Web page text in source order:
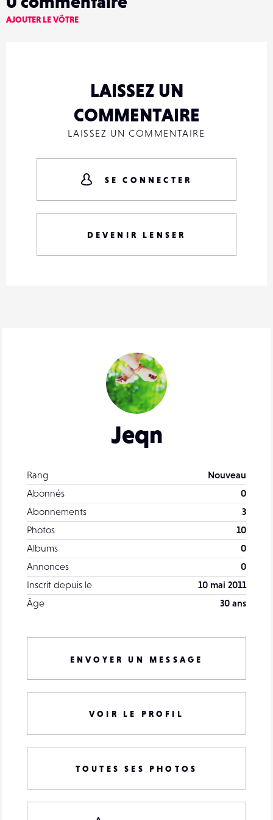
Jeqn
Rang
Nouveau
Abonnés
0
Abonnements
3
Photos
10
Albums
0
Annonces
0
Inscrit depuis le
10 mai 2011
Âge
30 ans
ENVOYER UN MESSAGE
VOIR LE PROFIL
TOUTES SES PHOTOS
AJOUTER LE VÔTRE
LAISSEZ UN
COMMENTAIRE
LAISSEZ UN COMMENTAIRE
SE CONNECTER
DEVENIR LENSER